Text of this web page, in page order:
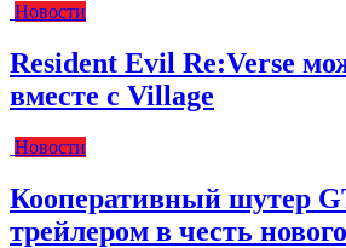
Новости
Resident Evil Re:Verse
вместе с Village
Новости
Кооперативный шутер
трейлером в честь